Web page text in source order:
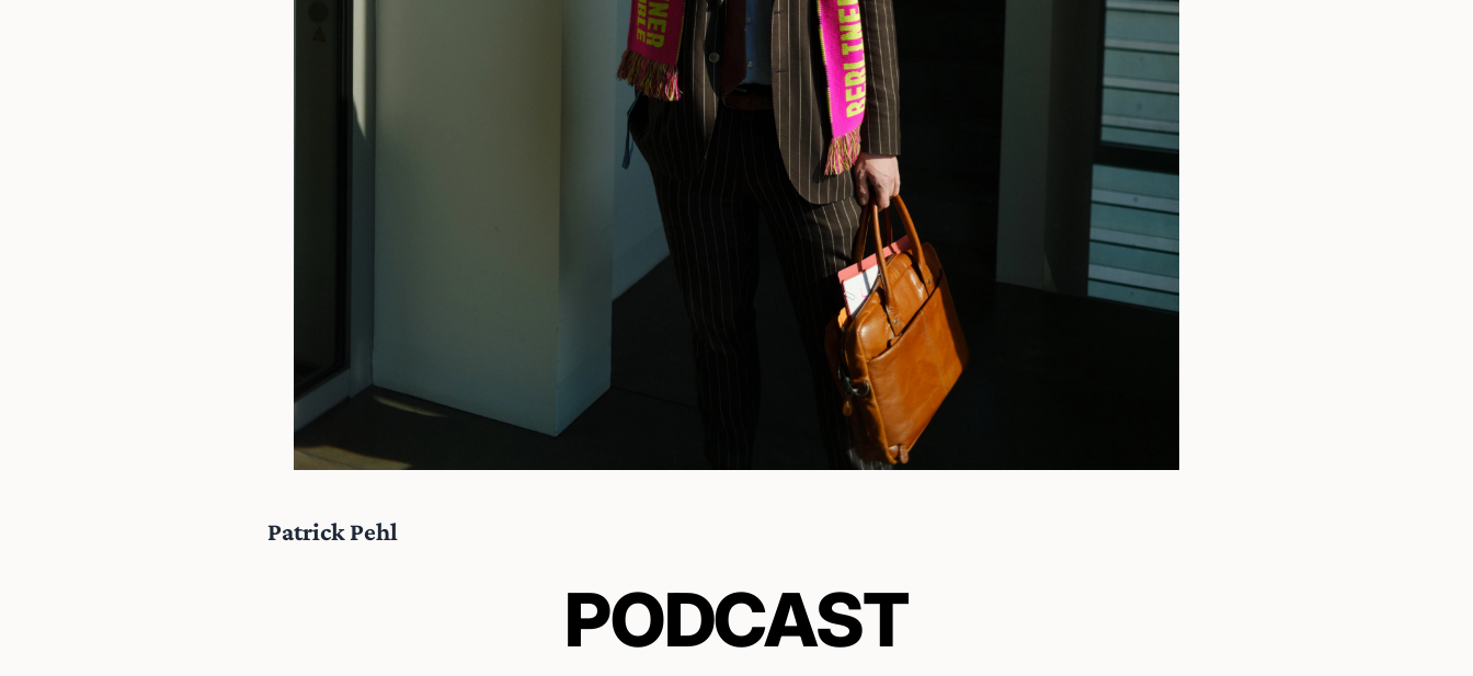
Patrick Pehl
PODCAST